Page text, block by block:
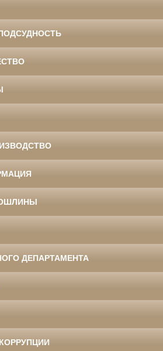
ДЕПАРТАМЕНТА